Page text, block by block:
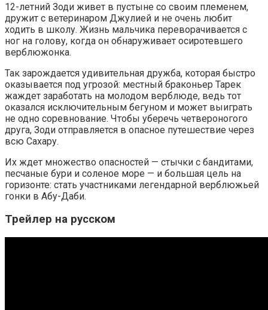
12-летний Зоди живет в пустыне со своим племенем,
дружит с ветеринаром Джулией и не очень любит
ходить в школу. Жизнь мальчика переворачивается с
ног на голову, когда он обнаруживает осиротевшего
верблюжонка.
Так зарождается удивительная дружба, которая быстро
оказывается под угрозой: местный браконьер Тарек
жаждет заработать на молодом верблюде, ведь тот
оказался исключительным бегуном и может выиграть
не одно соревнование. Чтобы уберечь четвероногого
друга, Зоди отправляется в опасное путешествие через
всю Сахару.
Их ждет множество опасностей — стычки с бандитами,
песчаные бури и соленое море — и большая цель на
горизонте: стать участниками легендарной верблюжьей
гонки в Абу-Даби.
Трейлер на русском